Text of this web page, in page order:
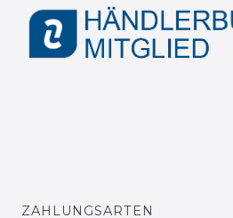
ZAHLUNGSARTEN